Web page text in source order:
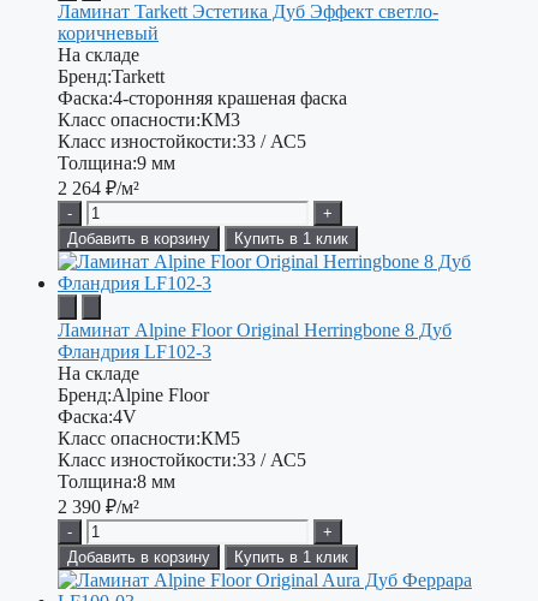
Ламинат Tarkett Эстетика Дуб Эффект светло-
коричневый
На складе
Бренд:Tarkett
Фаска:4-сторонняя крашеная фаска
Класс опасности:КМ3
Класс изностойкости:33 / АС5
Толщина:9 мм
2 264 ₽/м²
-
+
Добавить в корзину
Купить в 1 клик
Ламинат Alpine Floor Original Herringbone 8 Дуб
Фландрия LF102-3
На складе
Бренд:Alpine Floor
Фаска:4V
Класс опасности:КМ5
Класс изностойкости:33 / АС5
Толщина:8 мм
2 390 ₽/м²
-
+
Добавить в корзину
Купить в 1 клик